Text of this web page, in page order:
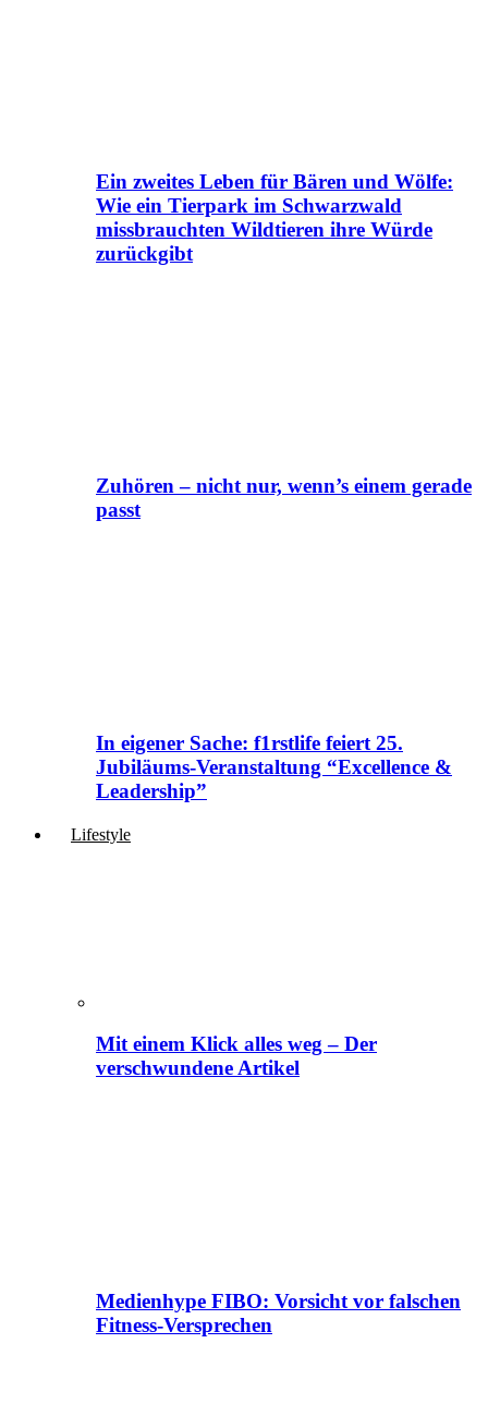
Ein zweites Leben für Bären und Wölfe:
Wie ein Tierpark im Schwarzwald
missbrauchten Wildtieren ihre Würde
zurückgibt
Zuhören – nicht nur, wenn’s einem gerade
passt
In eigener Sache: f1rstlife feiert 25.
Jubiläums-Veranstaltung “Excellence &
Leadership”
Lifestyle
Mit einem Klick alles weg – Der
verschwundene Artikel
Medienhype FIBO: Vorsicht vor falschen
Fitness-Versprechen